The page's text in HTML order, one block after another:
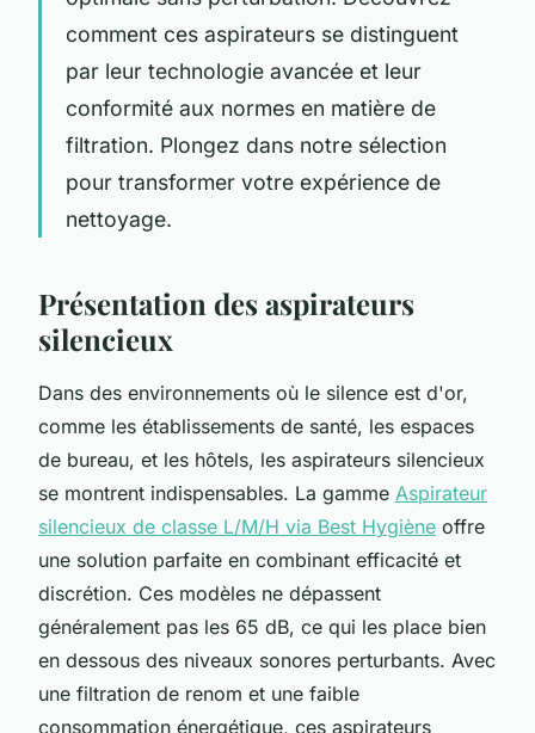
comment ces aspirateurs se distinguent
par leur technologie avancée et leur
conformité aux normes en matière de
filtration. Plongez dans notre sélection
pour transformer votre expérience de
nettoyage.
Présentation des aspirateurs
silencieux
Dans des environnements où le silence est d'or,
comme les établissements de santé, les espaces
de bureau, et les hôtels, les aspirateurs silencieux
se montrent indispensables. La gamme Aspirateur
silencieux de classe L/M/H via Best Hygiène offre
une solution parfaite en combinant efficacité et
discrétion. Ces modèles ne dépassent
généralement pas les 65 dB, ce qui les place bien
en dessous des niveaux sonores perturbants. Avec
une filtration de renom et une faible
consommation énergétique, ces aspirateurs